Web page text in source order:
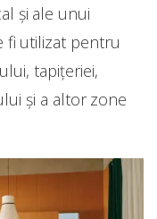
și ale unui
fi utilizat pentru
tapițeriei,
și a altor zone